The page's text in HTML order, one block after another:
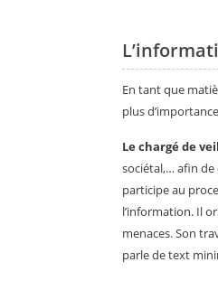
En tant que
plus
Le chargé de
sociétal,… afin de
participe au
l’information. Il
menaces. Son
parle de text